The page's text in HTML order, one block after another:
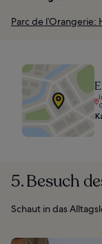
Parc de
5. Besuch
Schaut in das